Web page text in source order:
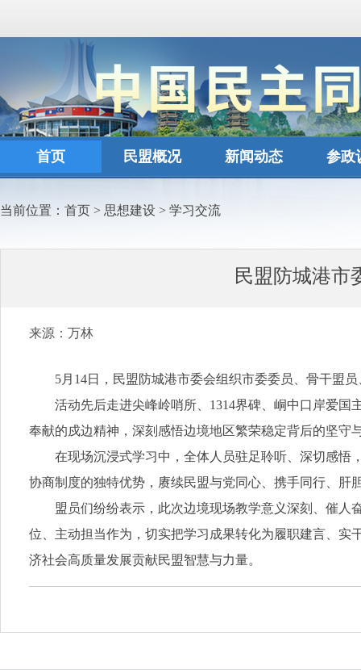
首页 民盟概况 新闻动态 参政
当前位置： 首页 > 思想建设 > 学习交流
民盟防城港市
来源：万林
5月14日，民盟防城港市委会组织市委委员、骨干盟
活动先后走进尖峰岭哨所、1314界碑、峒中口岸爱
奉献的戍边精神，深刻感悟边境地区繁荣稳定背后的坚守
在现场沉浸式学习中，全体人员驻足聆听、深切感悟
协商制度的独特优势，赓续民盟与党同心、携手同行、肝
盟员们纷纷表示，此次边境现场教学意义深刻、催
位、主动担当作为，切实把学习成果转化为履职建言、
济社会高质量发展贡献民盟智慧与力量。